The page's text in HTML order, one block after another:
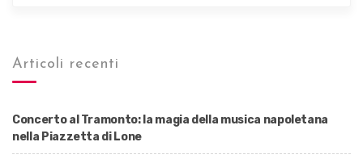
Articoli recenti
Concerto al Tramonto: la magia della musica napoletana
nella Piazzetta di Lone